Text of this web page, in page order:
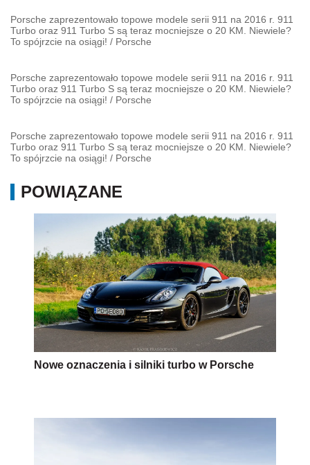
Porsche zaprezentowało topowe modele serii 911 na 2016 r. 911
Turbo oraz 911 Turbo S są teraz mocniejsze o 20 KM. Niewiele?
To spójrzcie na osiągi! / Porsche
Porsche zaprezentowało topowe modele serii 911 na 2016 r. 911
Turbo oraz 911 Turbo S są teraz mocniejsze o 20 KM. Niewiele?
To spójrzcie na osiągi! / Porsche
Porsche zaprezentowało topowe modele serii 911 na 2016 r. 911
Turbo oraz 911 Turbo S są teraz mocniejsze o 20 KM. Niewiele?
To spójrzcie na osiągi! / Porsche
POWIĄZANE
Nowe oznaczenia i silniki turbo w Porsche